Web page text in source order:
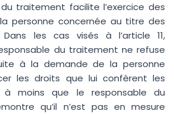
traitement facilite l’exercice des
personne concernée au titre des
les cas visés à l’article 11,
du traitement ne refuse
à la demande de la personne
les droits que lui confèrent les
moins que le responsable du
qu’il n’est pas en mesure